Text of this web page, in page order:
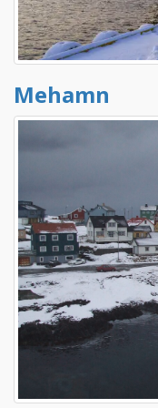
Mehamn